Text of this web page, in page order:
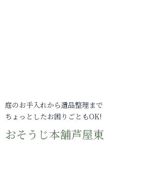
庭のお手入れから遺品整理まで
ちょっとしたお困りごともOK!
おそうじ本舗芦屋東